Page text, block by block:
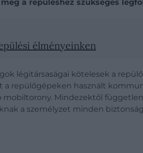
a repüléshez szükséges
élményeinken
légitársaságai kötelesek a
repülőgépeken használt
Mindezektől
a személyzet minden